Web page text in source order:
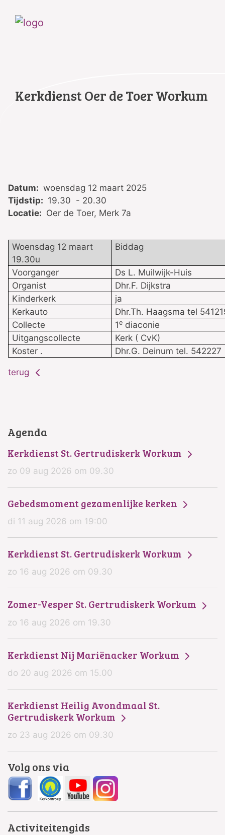
Kerkdienst Oer de Toer Workum
Datum: woensdag 12 maart 2025
Tijdstip: 19.30 - 20.30
Locatie: Oer de Toer, Merk 7a
Woensdag 12 maart
19.30u
Biddag
Voorganger
Ds L. Muilwijk-Huis
Organist
Dhr.F. Dijkstra
Kinderkerk
ja
Kerkauto
Dhr.Th. Haagsma tel
Collecte
1ediaconie
Uitgangscollecte
Kerk ( CvK)
Koster .
Dhr.G. Deinum tel. 542227
terug
Agenda
Kerkdienst St. Gertrudiskerk Workum
zo 09 aug 2026 om 09.30
Gebedsmoment gezamenlijke kerken
di 11 aug 2026 om 19:00
Kerkdienst St. Gertrudiskerk Workum
zo 16 aug 2026 om 09.30
Zomer-Vesper St. Gertrudiskerk Workum
zo 16 aug 2026 om 19.30
Kerkdienst Nij Mariënacker Workum
do 20 aug 2026 om 15.00
Kerkdienst Heilig Avondmaal St.
Gertrudiskerk Workum
zo 23 aug 2026 om 09.30
Volg ons via
Activiteitengids